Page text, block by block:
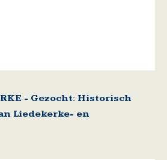
- Gezocht: Historisch
Liedekerke- en